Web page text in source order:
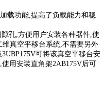
载功能,提高了负载能力和稳
孔,方便用户安装各种器件,使
真空平移台系统,不需要另外
可将该真空平移台安
用安装直角架2AB175V后可